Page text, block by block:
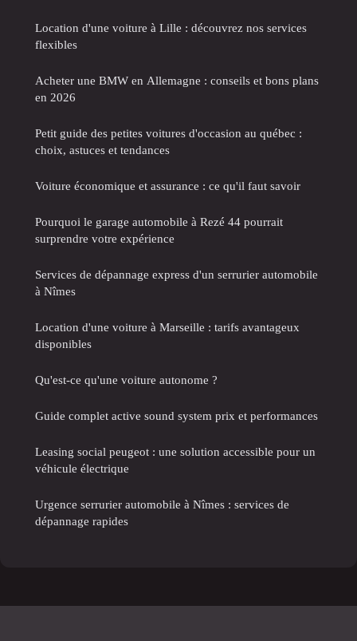
Location d'une voiture à Lille : découvrez nos services
flexibles
Acheter une BMW en Allemagne : conseils et bons plans
en 2026
Petit guide des petites voitures d'occasion au québec :
choix, astuces et tendances
Voiture économique et assurance : ce qu'il faut savoir
Pourquoi le garage automobile à Rezé 44 pourrait
surprendre votre expérience
Services de dépannage express d'un serrurier automobile
à Nîmes
Location d'une voiture à Marseille : tarifs avantageux
disponibles
Qu'est-ce qu'une voiture autonome ?
Guide complet active sound system prix et performances
Leasing social peugeot : une solution accessible pour un
véhicule électrique
Urgence serrurier automobile à Nîmes : services de
dépannage rapides